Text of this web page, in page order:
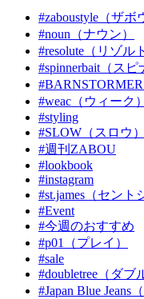
#zaboustyle（ザボ
#noun（ナウン）
#resolute（リゾル
#spinnerbait（スピ
#weac（ウィーク）
#styling
#SLOW（スロウ）
#週刊ZABOU
#lookbook
#instagram
#st.james（セント
#Event
#今週のおすすめ
#p01（プレイ）
#sale
#doubletree（ダブ
#Japan Blue Jeans